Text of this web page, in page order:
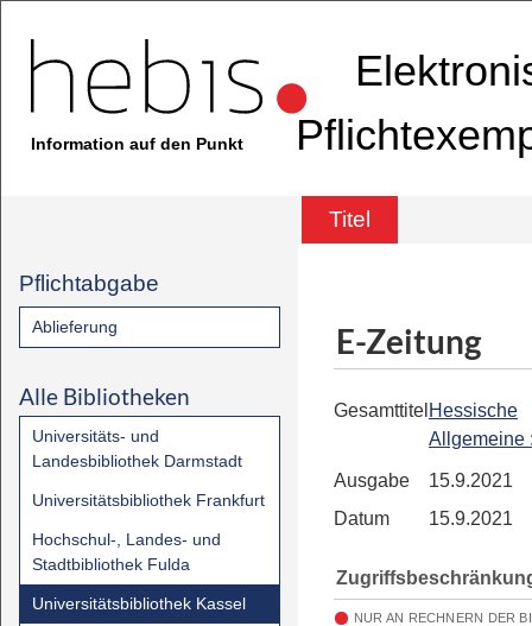
Information auf den Punkt
Titel
Pflichtabgabe
Ablieferung
Alle Bibliotheken
Universitäts- und
Landesbibliothek Darmstadt
Universitätsbibliothek Frankfurt
Hochschul-, Landes- und
Stadtbibliothek Fulda
Universitätsbibliothek Kassel
E-Zeitung
Gesamttitel Hessische
Allgemeine
Ausgabe
15.9.2021
Datum
15.9.2021
NUR AN RECHNERN DER